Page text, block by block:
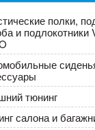
полки,
и подлокотники
тюнинг
салона и